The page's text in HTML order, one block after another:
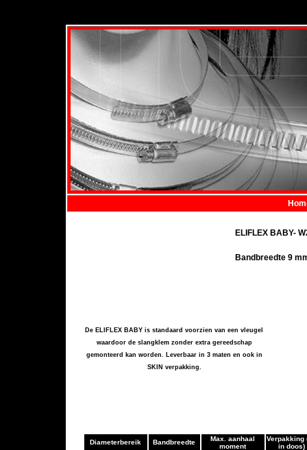
ELIFLEX BABY-
Bandbreedte 9
De ELIFLEX BABY is standaard voorzien van een vleugel
waardoor de slangklem zonder extra gereedschap
gemonteerd kan worden. Leverbaar in 3 maten en ook in
SKIN verpakking.
Diameterbereik Bandbreedte
Max. aanhaal
moment
Verpakking
in doos)